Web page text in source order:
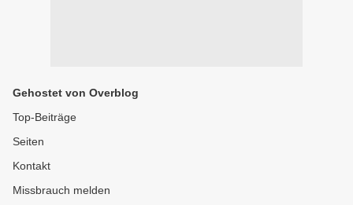
Gehostet von Overblog
Top-Beiträge
Seiten
Kontakt
Missbrauch melden